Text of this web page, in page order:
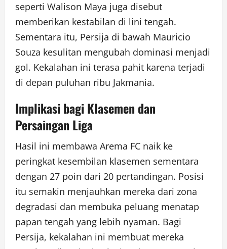
seperti Walison Maya juga disebut
memberikan kestabilan di lini tengah.
Sementara itu, Persija di bawah Mauricio
Souza kesulitan mengubah dominasi menjadi
gol. Kekalahan ini terasa pahit karena terjadi
di depan puluhan ribu Jakmania.
Implikasi bagi Klasemen dan
Persaingan Liga
Hasil ini membawa Arema FC naik ke
peringkat kesembilan klasemen sementara
dengan 27 poin dari 20 pertandingan. Posisi
itu semakin menjauhkan mereka dari zona
degradasi dan membuka peluang menatap
papan tengah yang lebih nyaman. Bagi
Persija, kekalahan ini membuat mereka